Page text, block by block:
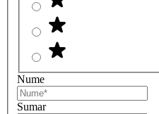
Nume
Sumar